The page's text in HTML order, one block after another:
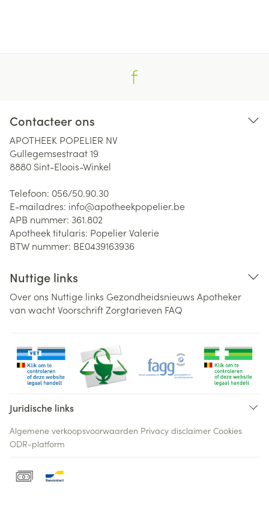
Contacteer ons
APOTHEEK POPELIER NV
Gullegemsestraat 19
8880 Sint-Eloois-Winkel
Telefoon: 056/50.90.30
E-mailadres: info@apotheekpopelier.be
APB nummer: 361.802
Apotheek titularis: Popelier Valerie
BTW nummer: BE0439163936
Nuttige links
Over ons Nuttige links Gezondheidsnieuws Apotheker
van wachtVoorschriftZorgtarieven FAQ
Juridische links
Algemene verkoopsvoorwaarden Privacy disclaimer Cookies
ODR-platform